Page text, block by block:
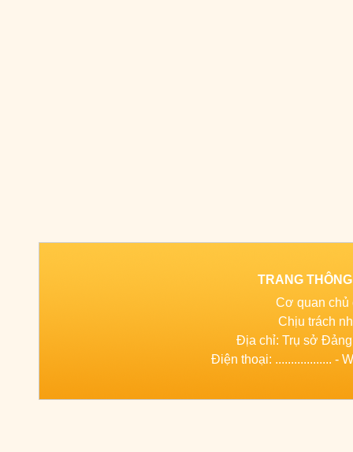
TRANG
Cơ quan chủ
Chịu trách
Địa chỉ: Trụ sở
Điện thoại: .................. -